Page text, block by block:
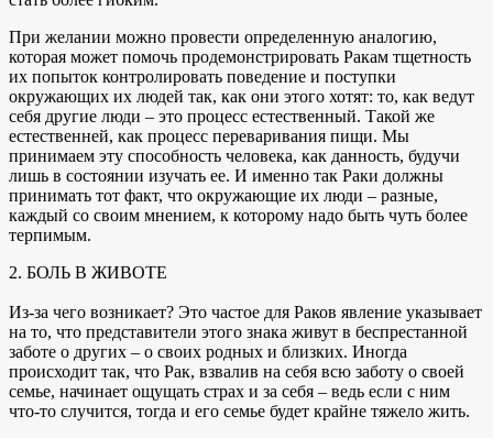
При желании можно провести определенную аналогию,
которая может помочь продемонстрировать Ракам тщетность
их попыток контролировать поведение и поступки
окружающих их людей так, как они этого хотят: то, как ведут
себя другие люди – это процесс естественный. Такой же
естественней, как процесс переваривания пищи. Мы
принимаем эту способность человека, как данность, будучи
лишь в состоянии изучать ее. И именно так Раки должны
принимать тот факт, что окружающие их люди – разные,
каждый со своим мнением, к которому надо быть чуть более
терпимым.
2. БОЛЬ В ЖИВОТЕ
Из-за чего возникает? Это частое для Раков явление указывает
на то, что представители этого знака живут в беспрестанной
заботе о других – о своих родных и близких. Иногда
происходит так, что Рак, взвалив на себя всю заботу о своей
семье, начинает ощущать страх и за себя – ведь если с ним
что-то случится, тогда и его семье будет крайне тяжело жить.